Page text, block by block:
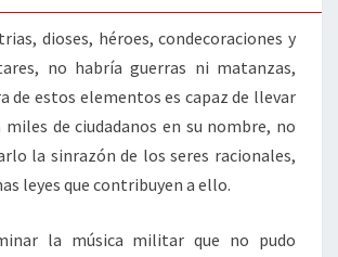
dioses, héroes, condecoraciones y
no habría guerras ni matanzas,
de estos elementos es capaz de llevar
de ciudadanos en su nombre, no
la sinrazón de los seres racionales,
leyes que contribuyen a ello.
la música militar que no pudo